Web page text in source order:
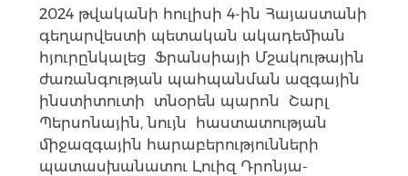
2024 թվականի հուլիսի 4-ին Հայաստանի
գեղարվեստի պետական ակադեմիան
հյուրընկալեց Ֆրանսիայի Մշակութային
ժառանգության պահպանման ազգային
ինստիտուտի տնօրեն պարոն Շարլ
Պերսոնային, նույն հաստատության
միջազգային հարաբերությունների
պատասխանատու Լուիզ Դրոնյա-